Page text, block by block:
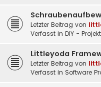
Letzter Beitrag von
Verfasst in DIY -
Littleyoda
Letzter Beitrag von
Verfasst in Software